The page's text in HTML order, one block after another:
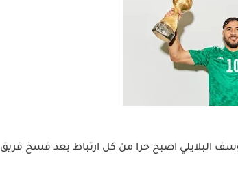
البلايلي اصبح حرا من كل ارتباط بعد فسخ فريق